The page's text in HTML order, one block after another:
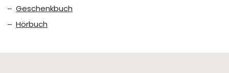
Geschenkbuch
Hörbuch